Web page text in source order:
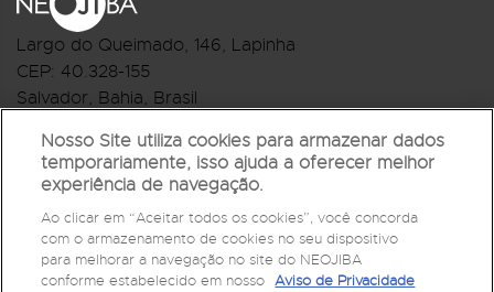
Largo do Queimado, 146, Lapinha
CEP: 40.328-155
Salvador, Bahia, Brasil
R.Monte Castelo Nº 62, Bairro Barbalho
CEP: 40.301-210
Salvador, Bahia, Brasil
Telefone:(71) 3032-1073
Nosso Site utiliza cookies para armazenar dados
temporariamente, isso ajuda a oferecer melhor
experiência de navegação.
Ao clicar em “Aceitar todos os cookies”, você concorda
com o armazenamento de cookies no seu dispositivo
para melhorar a navegação no site do NEOJIBA
conforme estabelecido em nosso Aviso de Privacidade